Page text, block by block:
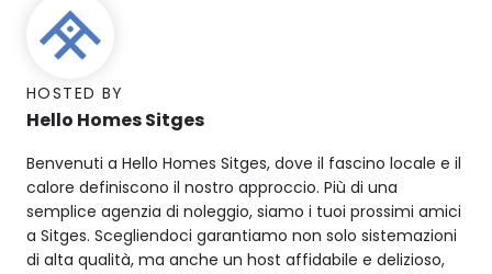
HOSTED BY
Hello Homes Sitges
Benvenuti a Hello Homes Sitges, dove il fascino locale e il
calore definiscono il nostro approccio. Più di una
semplice agenzia di noleggio, siamo i tuoi prossimi amici
a Sitges. Scegliendoci garantiamo non solo sistemazioni
di alta qualità, ma anche un host affidabile e delizioso,